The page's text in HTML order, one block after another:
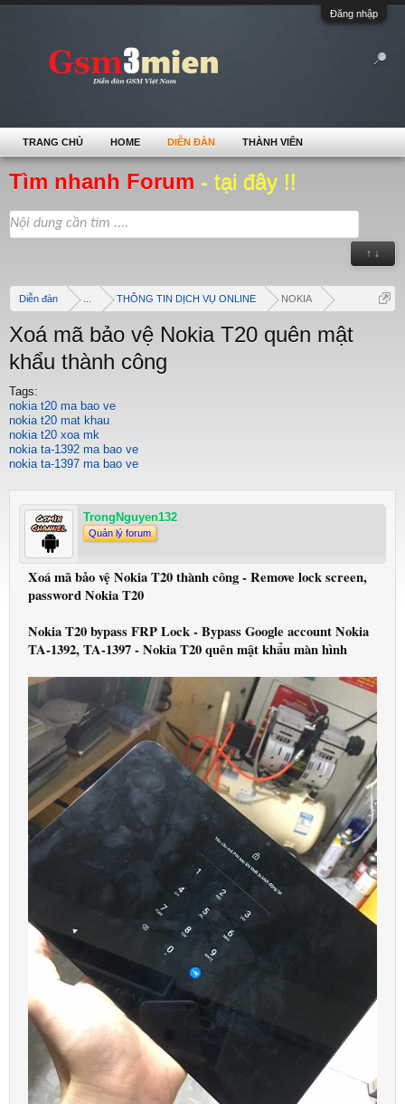
Đăng nhập
Tìm nhanh Forum - tại đây !!
↑ ↓
Diễn đàn THÔNG TIN DỊCH VỤ ONLINE NOKIA
Xoá mã bảo vệ Nokia T20 quên mật
khẩu thành công
Tags:
nokia t20 ma bao ve
nokia t20 mat khau
nokia t20 xoa mk
nokia ta-1392 ma bao ve
nokia ta-1397 ma bao ve
TrongNguyen132
Quản lý forum
Xoá mã bảo vệ Nokia T20 thành công - Remove lock screen,
password Nokia T20
Nokia T20 bypass FRP Lock - Bypass Google account Nokia
TA-1392, TA-1397 - Nokia T20 quên mật khẩu màn hình
TRANG CHỦ HOME DIỄN ĐÀN THÀNH VIÊN